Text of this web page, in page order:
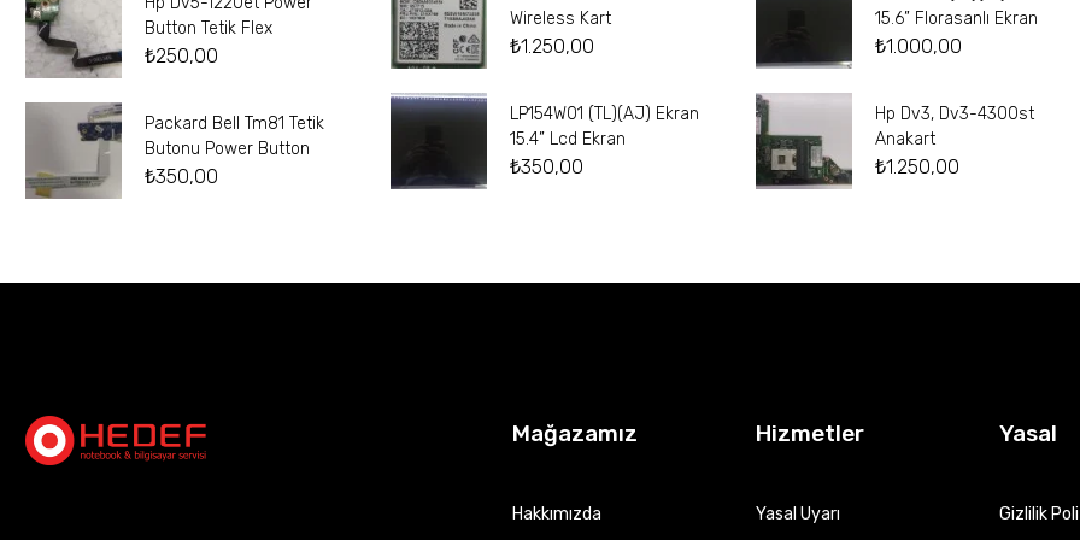
Button Tetik Flex
₺250,00
Packard Bell Tm81 Tetik
Butonu Power Button
₺350,00
Wireless Kart
₺1.250,00
LP154W01 (TL)(AJ) Ekran
15.4” Lcd Ekran
₺350,00
15.6” Florasanlı Ekran
₺1.000,00
Hp Dv3, Dv3-4300st
Anakart
₺1.250,00
Mağazamız
Hakkımızda
Hizmetler
Yasal Uyarı
Yasal
Gizlilik